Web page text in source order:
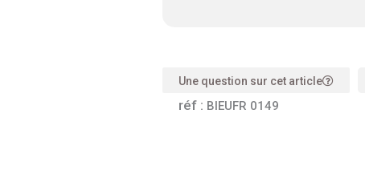
Une question sur cet article
réf : BIEUFR 0149